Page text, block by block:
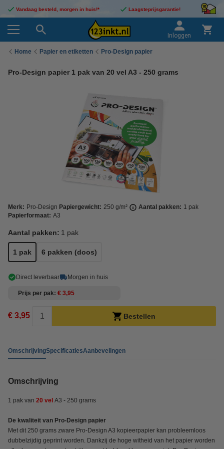
Vandaag besteld, morgen in huis!* Laagsteprijsgarantie!
Inloggen
Home Papier en etiketten Pro-Design papier
Pro-Design papier 1 pak van 20 vel A3 - 250 grams
Merk: Pro-Design Papiergewicht: 250 g/m² Aantal pakken: 1 pak
Papierformaat: A3
Aantal pakken: 1 pak
1 pak 6 pakken (doos)
Direct leverbaar Morgen in huis
Prijs per pak € 3,95
€ 3,95 Bestellen
OmschrijvingSpecificatiesAanbevelingen
Omschrijving
1 pak van 20 vel A3 - 250 grams
De kwaliteit van Pro-Design papier
Met dit 250 grams zware Pro-Design A3 kopieerpapier kan probleemloos
dubbelzijdig geprint worden. Dankzij de hoge witheid van het papier worden